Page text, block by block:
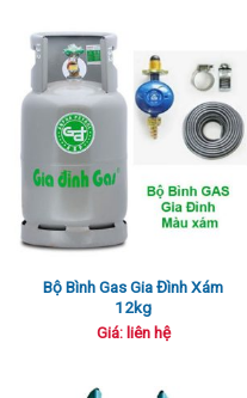
Bộ Bình Gas Gia Đình Xám
12kg
Giá: liên hệ